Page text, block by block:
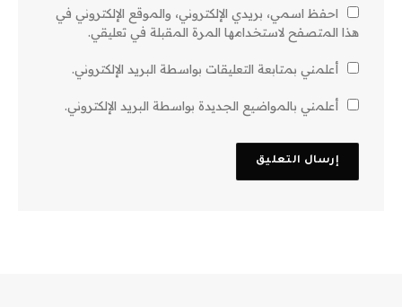
احفظ اسمي، بريدي الإلكتروني، والموقع الإلكتروني في
هذا المتصفح لاستخدامها المرة المقبلة في تعليقي.
أعلمني بمتابعة التعليقات بواسطة البريد الإلكتروني.
أعلمني بالمواضيع الجديدة بواسطة البريد الإلكتروني.